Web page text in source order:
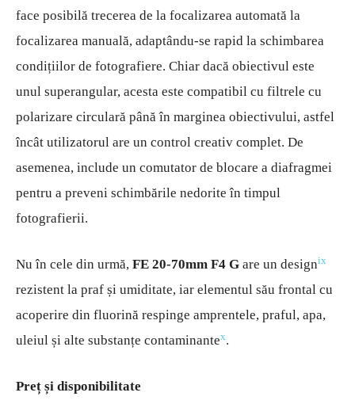
face posibilă trecerea de la focalizarea automată la
focalizarea manuală, adaptându-se rapid la schimbarea
condițiilor de fotografiere. Chiar dacă obiectivul este
unul superangular, acesta este compatibil cu filtrele cu
polarizare circulară până în marginea obiectivului, astfel
încât utilizatorul are un control creativ complet. De
asemenea, include un comutator de blocare a diafragmei
pentru a preveni schimbările nedorite în timpul
fotografierii.
Nu în cele din urmă, FE 20-70mm F4 G are un designix
rezistent la praf și umiditate, iar elementul său frontal cu
acoperire din fluorină respinge amprentele, praful, apa,
uleiul și alte substanțe contaminantex.
Preț și disponibilitate